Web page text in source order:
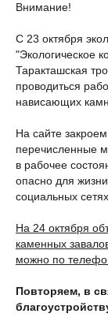
Внимание!
С 23 октября
"Экологическое
Таракташская
проводиться
нависающих
На сайте
перечисленные
в рабочее
опасно для
социальных
На 24 октября
каменных
можно по
Повторяем, в